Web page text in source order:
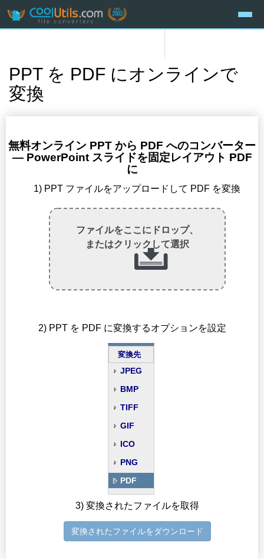
PPT を PDF にオンラインで
変換
無料オンライン PPT から PDF へのコンバーター
— PowerPoint スライドを固定レイアウト PDF
に
1) PPT ファイルをアップロードして PDF を変換
ファイルをここにドロップ、
またはクリックして選択
2) PPT を PDF に変換するオプションを設定
変換先
JPEG
BMP
TIFF
GIF
ICO
PNG
PDF
3) 変換されたファイルを取得
変換されたファイルをダウンロード